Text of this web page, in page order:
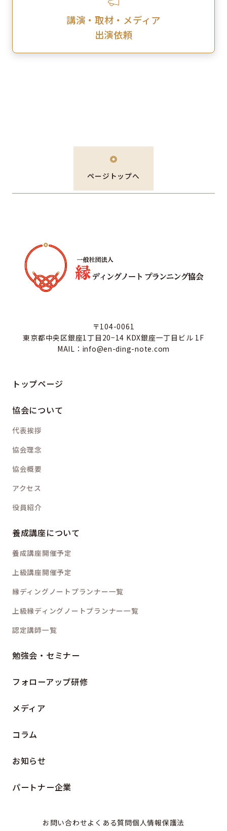
講演・取材・メディア
出演依頼
ページトップへ
〒104-0061
東京都中央区銀座1丁目20−14 KDX銀座一丁目ビル 1F
MAIL：info@en-ding-note.com
トップページ
協会について
代表挨拶
協会理念
協会概要
アクセス
役員紹介
養成講座について
養成講座開催予定
上級講座開催予定
縁ディングノートプランナー一覧
上級縁ディングノートプランナー一覧
認定講師一覧
勉強会・セミナー
フォローアップ研修
メディア
コラム
お知らせ
パートナー企業
お問い合わせよくある質問個人情報保護法